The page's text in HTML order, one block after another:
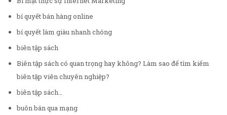
bí quyết bán hàng online
bí quyết làm giàu nhanh chóng
biên tập sách
Biên tập sách có quan trọng hay không? Làm sao để tìm kiếm
biên tập viên chuyên nghiệp?
biên tập sách…
buôn bán qua mạng